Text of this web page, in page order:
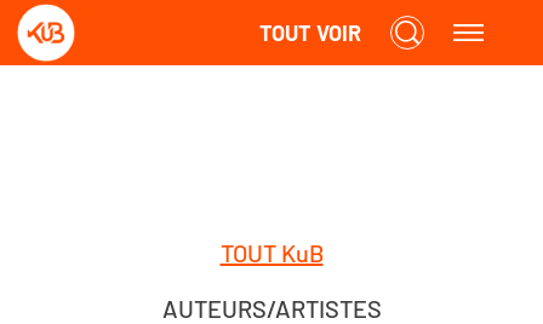
TOUT VOIR
TOUT KuB
AUTEURS/ARTISTES